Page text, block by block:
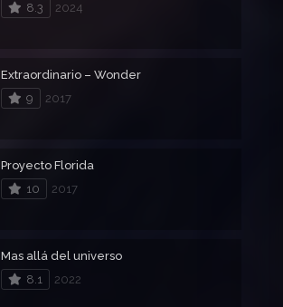
8.3
2024
Extraordinario – Wonder
9
2017
Proyecto Florida
10
2017
Mas allá del universo
8.1
2022